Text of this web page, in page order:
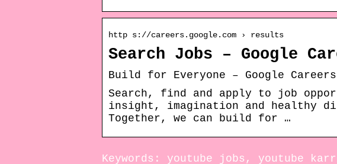
http s://careers.google.com › results
Search Jobs – Google
Build for Everyone – Google Careers
Search, find and apply to job
insight, imagination and healthy
Together, we can build for …
Keywords: youtube jobs, youtube